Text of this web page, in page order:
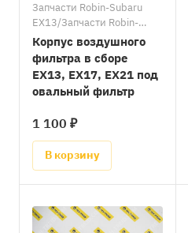
Запчасти Robin-Subaru
EX13/Запчасти Robin-
Subaru EX17, EX21
Корпус воздушного
фильтра в сборе
EX13, EX17, EX21 под
овальный фильтр
1 100 ₽
В корзину